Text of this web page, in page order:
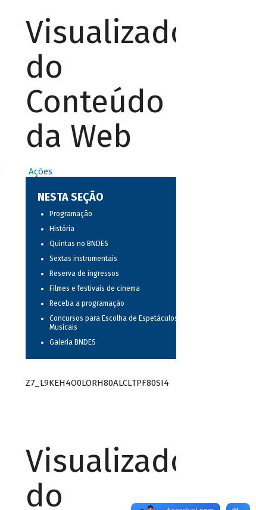
Visualizador
do
Conteúdo
da Web
Ações
NESTA SEÇÃO
Programação
História
Quintas no BNDES
Sextas instrumentais
Reserva de ingressos
Filmes e festivais de cinema
Receba a programação
Concursos para Escolha de Espetáculos
Musicais
Galeria BNDES
Z7_L9KEH4O0LORH80ALCLTPF80SI4
Visualizador
do